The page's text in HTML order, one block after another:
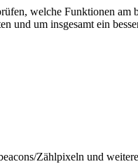
welche Funktionen am
und um insgesamt ein
Zählpixeln und